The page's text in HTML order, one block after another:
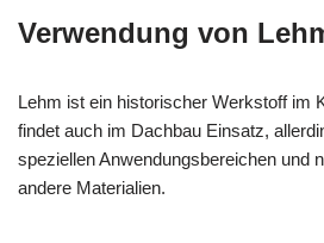
Verwendung von
Lehm ist ein historischer Werkstoff im
findet auch im Dachbau Einsatz,
speziellen Anwendungsbereichen und
andere Materialien.